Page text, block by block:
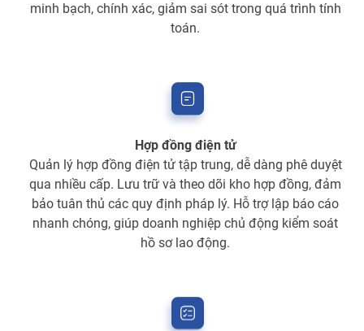
minh bạch, chính xác, giảm sai sót trong quá trình tính
toán.
Hợp đồng điện tử
Quản lý hợp đồng điện tử tập trung, dễ dàng phê duyệt
qua nhiều cấp. Lưu trữ và theo dõi kho hợp đồng, đảm
bảo tuân thủ các quy định pháp lý. Hỗ trợ lập báo cáo
nhanh chóng, giúp doanh nghiệp chủ động kiểm soát
hồ sơ lao động.